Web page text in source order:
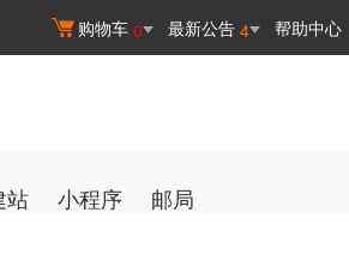
购物车 0 最新公告 4 帮助中心
站 小程序 邮局